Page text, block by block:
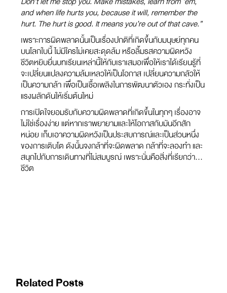
and when life hurts you, because it will, remember the
hurt. The hurt is good. It means you’re out of that cave.”
เพราะการผิดพลาดนั้นเป็นเรื่องปกติที่เกิดขึ้นกับมนุษย์ทุกคน
บนโลกใบนี้ ไม่มีใครไม่เคยสะดุดล้ม หรือลิ้มรสความผิดหวัง
ชีวิตหยิบยื่นบทเรียนเหล่านี้ให้กับเราเสมอเพื่อให้เราได้เรียนรู้ที่
จะเปลี่ยนแปลงความล้มเหลวให้เป็นโอกาส เปลี่ยนความกลัวให้
เป็นความกล้า เพื่อเป็นเชื้อเพลิงในการพัฒนาตัวเอง กระทั่งเป็น
แรงผลักดันให้เริ่มต้นใหม่
การเปิดใจยอมรับกับความผิดพลาดที่เกิดขึ้นในทุกๆ เรื่องอาจ
ไม่ใช่เรื่องง่าย แต่หากเราพยายามและให้โอกาสกับมันอีกสัก
หน่อย เก็บเอาความผิดหวังเป็นประสบการณ์และเป็นส่วนหนึ่ง
ของการเติบโต ดังนั้นจงกล้าที่จะผิดพลาด กล้าที่จะลองทำ และ
สนุกไปกับการเดินทางที่ไม่สมบูรณ์ เพราะนั่นคือสิ่งที่เรียกว่า…
ชีวิต
Related Posts